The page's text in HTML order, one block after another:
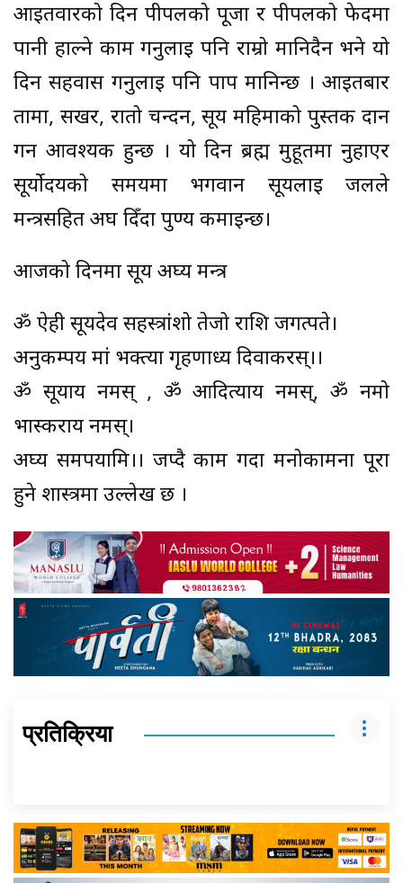
आइतवारको दिन पीपलको पूजा र पीपलको फेदमा
पानी हाल्ने काम गर्नुलाई पनि राम्रो मानिदैन भने यो
दिन सहवास गर्नुलाई पनि पाप मानिन्छ । आइतबार
तामा, सखर, रातो चन्दन, सूर्य महिमाको पुस्तक दान
गर्न आवश्यक हुन्छ । यो दिन ब्रह्म मुहूर्तमा नुहाएर
सूर्योदयको समयमा भगवान सूर्यलाई जलले
मन्त्रसहित अर्घ दिँदा पुण्य कमाइन्छ।
आजको दिनमा सूर्य अर्घ्य मन्त्र
ॐ ऐही सूर्यदेव सहस्त्रांशो तेजो राशि जगत्पते।
अनुकम्पय मां भक्त्या गृहणार्ध्य दिवाकरस्।।
ॐ सूर्याय नमस् , ॐ आदित्याय नमस्, ॐ नमो
भास्कराय नमस्।
अर्घ्य समर्पयामि।। जप्दै काम गर्दा मनोकामना पूरा
हुने शास्त्रमा उल्लेख छ ।
प्रतिक्रिया